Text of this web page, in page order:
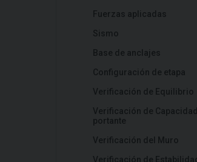
Fuerzas aplicadas
Sismo
Base de anclajes
Configuración de etapa
Verificación de Equilibrio
Verificación de Capacidad
portante
Verificación del Muro
Verificación de Estabilidad